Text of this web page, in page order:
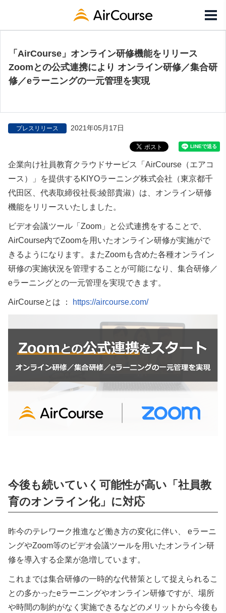
「AirCourse」オンライン研修機能をリリース
Zoomとの公式連携により オンライン研修／集合研
修／eラーニングの一元管理を実現
プレスリリース 2021年05月17日
企業向け社員教育クラウドサービス「AirCourse（エアコ
ース）」を提供するKIYOラーニング株式会社（東京都千
代田区、代表取締役社長:綾部貴淑）は、オンライン研修
機能をリリースいたしました。
ビデオ会議ツール「Zoom 」と公式連携をすることで、
AirCourse内でZoomを用いたオンライン研修が実施がで
きるようになります。またZoomも含めた各種オンライン
研修の実施状況を管理することが可能になり、集合研修／
eラーニングとの一元管理を実現できます。
AirCourseとは ： https://aircourse.com/
今後も続いていく可能性が高い「社員教
育のオンライン化」に対応
昨今のテレワーク推進など働き方の変化に伴い、 eラーニ
ングやZoom等のビデオ会議ツールを用いたオンライン研
修を導入する企業が急増しています。
これまでは集合研修の一時的な代替策として捉えられるこ
との多かったeラーニングやオンライン研修ですが、場所
や時間の制約がなく実施できるなどのメリットから今後も